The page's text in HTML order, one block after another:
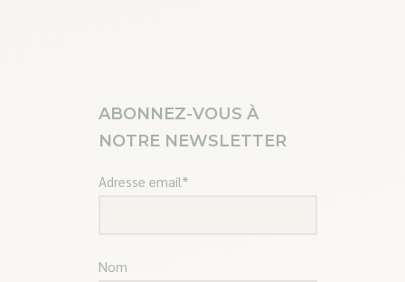
ABONNEZ-VOUS À
NOTRE NEWSLETTER
Adresse email*
Nom